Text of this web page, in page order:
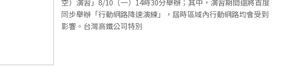
同步舉辦「行動網路降速演練」，屆時區域內行動網路均會受到
影響。台灣高鐵公司特別